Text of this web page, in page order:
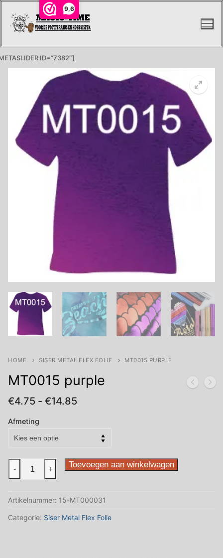
9,6
naar
ID=”7382″]
HOME SISER METAL FLEX FOLIE MT0015 PURPLE
MT0015 purple
€4.75 - €14.85Prijsklasse:
Afmeting
MT0015
purple
- + Toevoegen aan winkelwagen
Artikelnummer: 15-MT000031
Categorie: Siser Metal Flex Folie